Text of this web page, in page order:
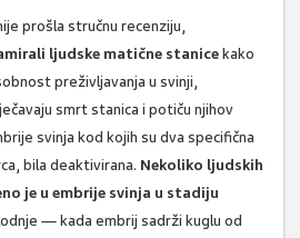
prošla stručnu recenziju,
ljudske matične stanicekako
preživljavanja u svinji,
smrt stanica i potiču njihov
svinja kod kojih su dva specifična
bila deaktivirana. Nekoliko ljudskih
je u embrije svinja u stadiju
— kada embrij sadrži kuglu od